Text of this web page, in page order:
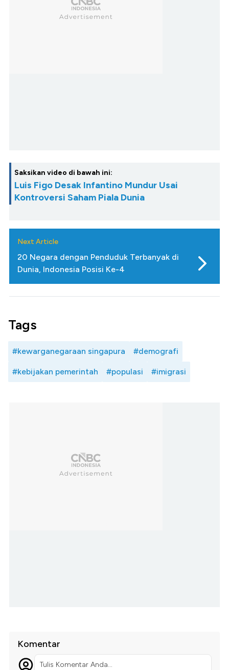
Saksikan video di bawah ini:
Luis Figo Desak Infantino Mundur Usai
Kontroversi Saham Piala Dunia
Next Article
20 Negara dengan Penduduk Terbanyak di
Dunia, Indonesia Posisi Ke-4
Tags
#kewarganegaraan singapura #demografi
#kebijakan pemerintah #populasi #imigrasi
Komentar
Tulis Komentar Anda...